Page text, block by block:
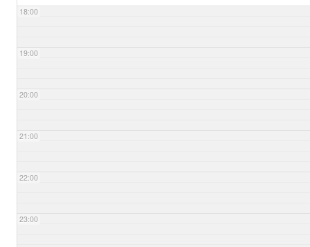
18:00
19:00
20:00
21:00
22:00
23:00